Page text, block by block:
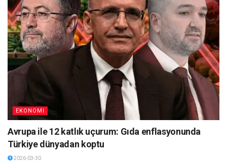
EKONOMI
Avrupa ile 12 katlık uçurum: Gıda enflasyonunda
Türkiye dünyadan koptu
2026-03-30